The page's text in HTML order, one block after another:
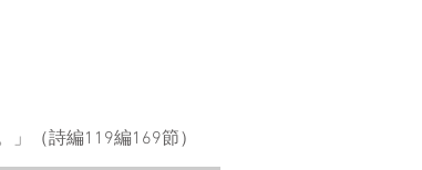
（詩編119編169節）